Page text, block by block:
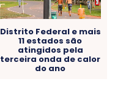
Distrito Federal e mais
11 estados são
atingidos pela
terceira onda de calor
do ano